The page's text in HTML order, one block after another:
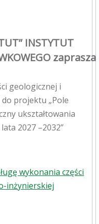
INSTYTUT
zaprasza
geologicznej i
projektu „Pole
ukształtowania
2027 –2032”
wykonania części
inżynierskiej